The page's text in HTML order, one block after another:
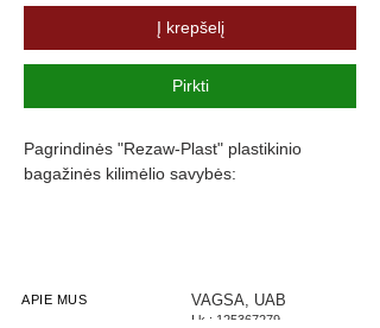
Į krepšelį
Pirkti
Pagrindinės "Rezaw-Plast" plastikinio
bagažinės kilimėlio savybės:
Pagamintas iš polietileno
Turi gofruotą paviršių
APIE MUS
VAGSA, UAB
Į.k.: 125367279